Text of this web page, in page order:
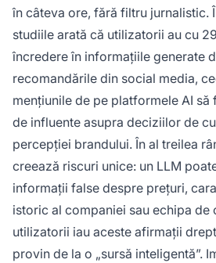
în câteva ore, fără filtru jurnalistic.
studiile arată că utilizatorii au cu
încredere în informațiile generate
recomandările din social media,
mențiunile de pe platformele AI
de influente asupra deciziilor de
percepției brandului. În al treilea
creează riscuri unice: un LLM
informații false despre prețuri,
istoric al companiei sau echipa de
utilizatorii iau aceste afirmații
provin de la o „sursă inteligentă”.